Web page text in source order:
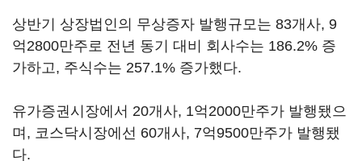
상반기 상장법인의 무상증자 발행규모는 83개사, 9
억2800만주로 전년 동기 대비 회사수는 186.2% 증
가하고, 주식수는 257.1% 증가했다.
유가증권시장에서 20개사, 1억2000만주가 발행됐으
며, 코스닥시장에선 60개사, 7억9500만주가 발행됐
다.